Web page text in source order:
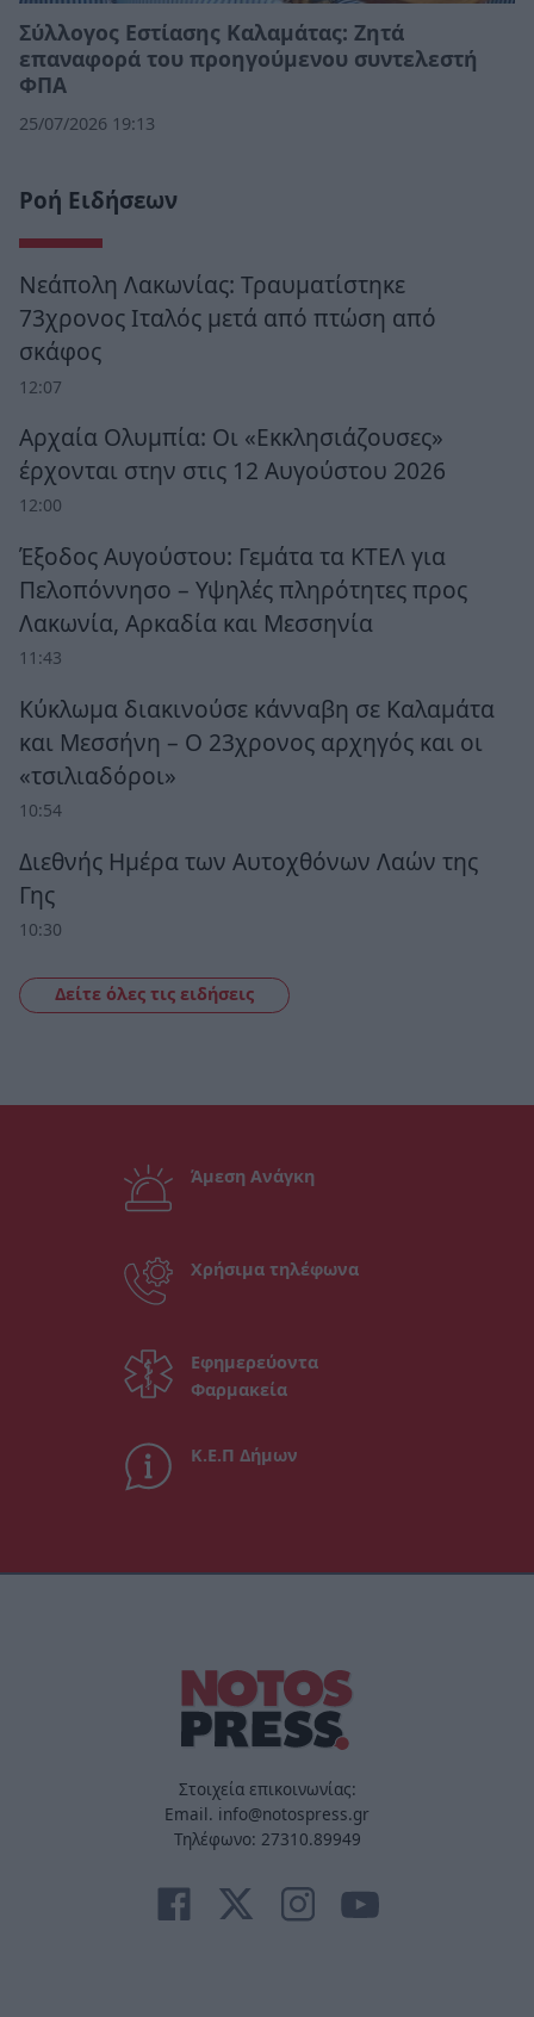
Σύλλογος Εστίασης Καλαμάτας: Ζητά
επαναφορά του προηγούμενου συντελεστή
ΦΠΑ
25/07/2026 19:13
Ροή Ειδήσεων
Νεάπολη Λακωνίας: Τραυματίστηκε
73χρονος Ιταλός μετά από πτώση από
σκάφος
12:07
Αρχαία Ολυμπία: Οι «Εκκλησιάζουσες»
έρχονται στην στις 12 Αυγούστου 2026
12:00
Έξοδος Αυγούστου: Γεμάτα τα ΚΤΕΛ για
Πελοπόννησο – Υψηλές πληρότητες προς
Λακωνία, Αρκαδία και Μεσσηνία
11:43
Κύκλωμα διακινούσε κάνναβη σε Καλαμάτα
και Μεσσήνη – Ο 23χρονος αρχηγός και οι
«τσιλιαδόροι»
10:54
Διεθνής Ημέρα των Αυτοχθόνων Λαών της
Γης
10:30
Δείτε όλες τις ειδήσεις
Άμεση Ανάγκη
Χρήσιμα τηλέφωνα
Εφημερεύοντα
Φαρμακεία
Κ.Ε.Π Δήμων
Στοιχεία επικοινωνίας:
Email. info@notospress.gr
Τηλέφωνο: 27310.89949